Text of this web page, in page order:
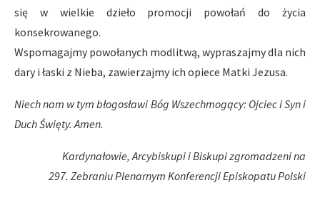
się w wielkie dzieło promocji powołań do życia
konsekrowanego.
Wspomagajmy powołanych modlitwą, wypraszajmy dla nich
dary i łaski z Nieba, zawierzajmy ich opiece Matki Jezusa.
Niech nam w tym błogosławi Bóg Wszechmogący: Ojciec i Syn i
Duch Święty. Amen.
Kardynałowie, Arcybiskupi i Biskupi zgromadzeni na
297. Zebraniu Plenarnym Konferencji Episkopatu Polski